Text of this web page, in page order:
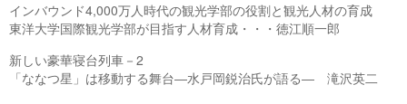
インバウンド4,000万人時代の観光学部の役割と観光人材の育成
東洋大学国際観光学部が目指す人材育成・・・徳江順一郎
新しい豪華寝台列車－2
「ななつ星」は移動する舞台―水戸岡鋭治氏が語る― 滝沢英二